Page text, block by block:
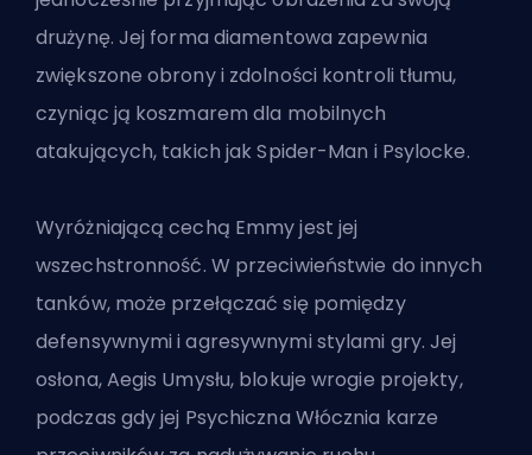
drużynę. Jej forma diamentowa zapewnia
zwiększone obrony i zdolności kontroli tłumu,
czyniąc ją koszmarem dla mobilnych
atakujących, takich jak Spider-Man i Psylocke.
Wyróżniającą cechą Emmy jest jej
wszechstronność. W przeciwieństwie do innych
tanków, może przełączać się pomiędzy
defensywnymi i agresywnymi stylami gry. Jej
osłona, Aegis Umysłu, blokuje wrogie projekty,
podczas gdy jej Psychiczna Włócznia karze